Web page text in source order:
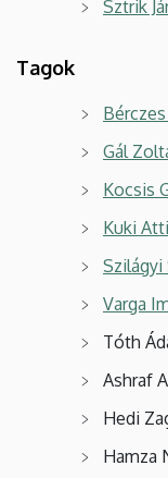
Sztrik
Tagok
Gál
Kocsis
Kuki
Szilágyi
Varga
Tóth
Ashraf
Hedi
Hamza